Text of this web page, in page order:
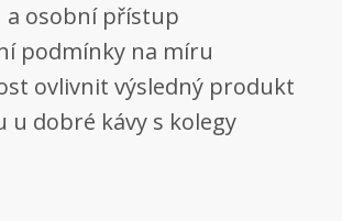
a osobní přístup
podmínky na míru
ovlivnit výsledný produkt
u dobré kávy s kolegy